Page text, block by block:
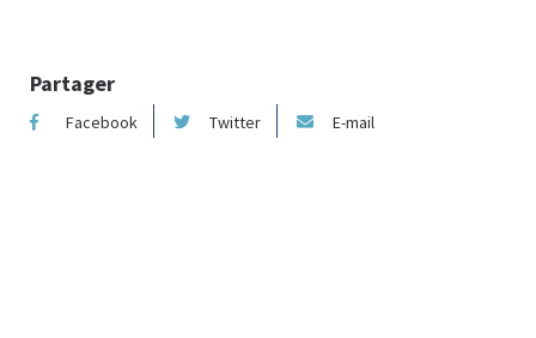
Partager
Facebook Twitter E-mail